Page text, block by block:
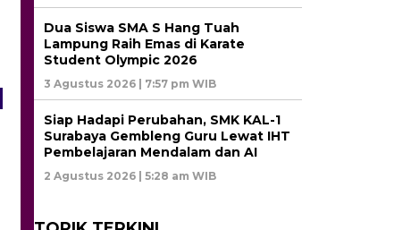
Dua Siswa SMA S Hang Tuah
Lampung Raih Emas di Karate
Student Olympic 2026
3 Agustus 2026 | 7:57 pm WIB
Siap Hadapi Perubahan, SMK KAL-1
Surabaya Gembleng Guru Lewat IHT
Pembelajaran Mendalam dan AI
2 Agustus 2026 | 5:28 am WIB